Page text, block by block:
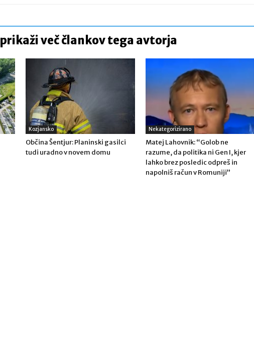
prikaži več člankov tega avtorja
Kozjansko
Občina Šentjur: Planinski gasilci
tudi uradno v novem domu
Nekategorizirano
Matej Lahovnik: “Golob ne
razume, da politika ni Gen I, kjer
lahko brez posledic odpreš in
napolniš račun v Romuniji”